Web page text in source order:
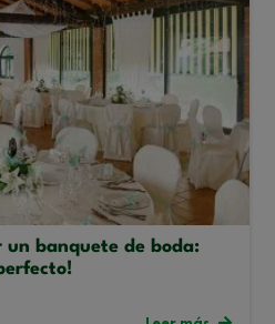
un banquete de boda: